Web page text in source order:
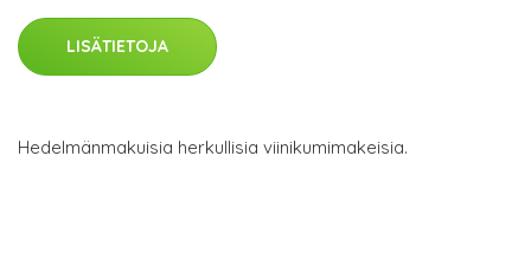
LISÄTIETOJA
Hedelmänmakuisia herkullisia viinikumimakeisia.